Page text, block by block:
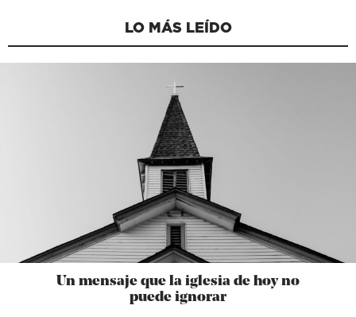
LO MÁS LEÍDO
Un mensaje que la iglesia de hoy no
puede ignorar